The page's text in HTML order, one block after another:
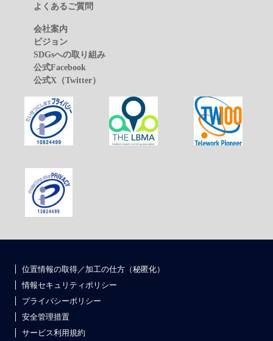
よくあるご質問
会社案内
ビジョン
SDGsへの取り組み
公式Facebook
公式X（Twitter）
位置情報の取得／加工の仕方（秘匿化）
情報セキュリティポリシー
プライバシーポリシー
安全管理措置
サービス利用規約